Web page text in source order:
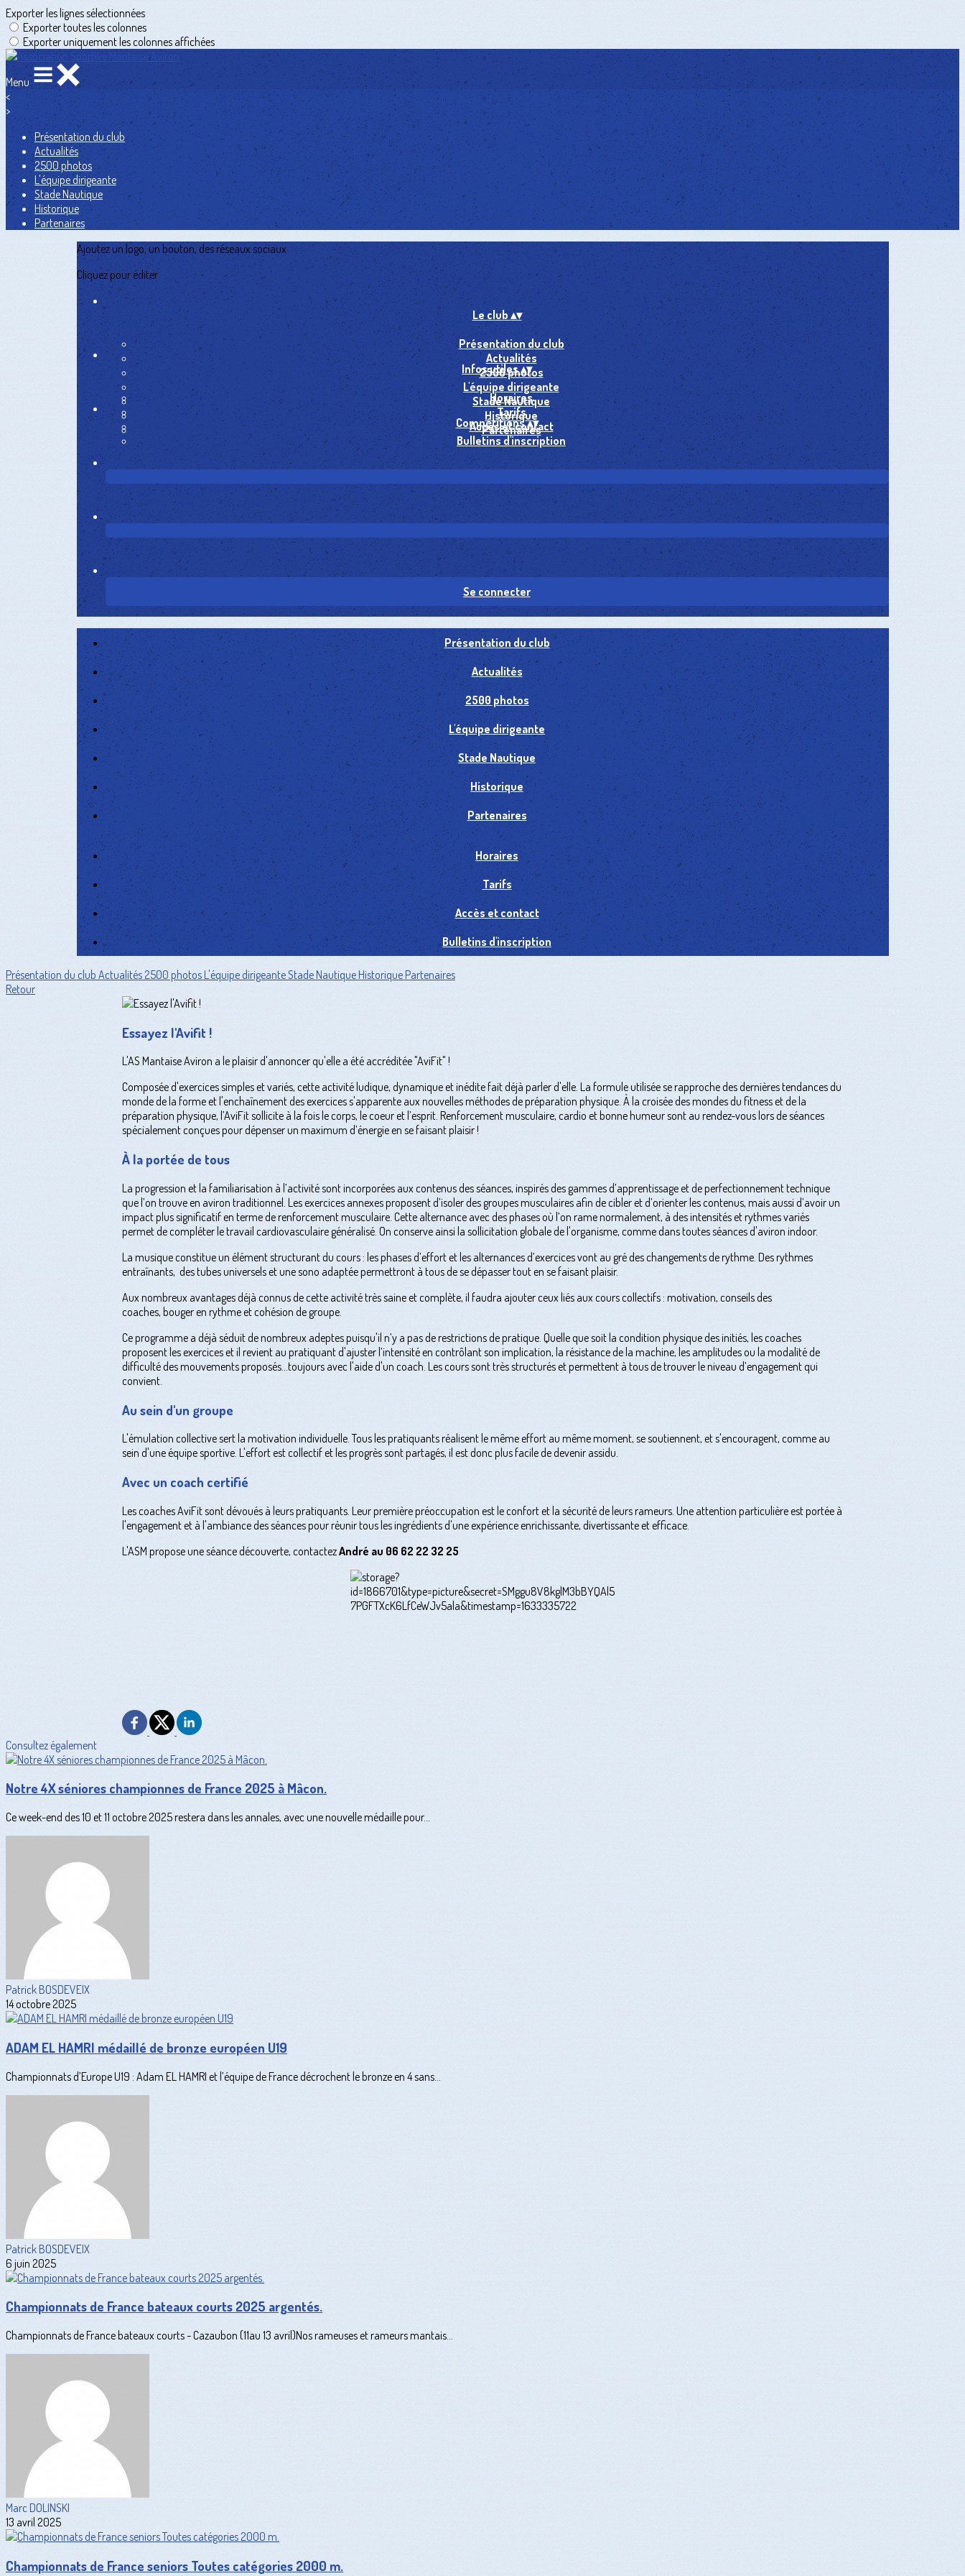
Exporter les lignes sélectionnées
Exporter toutes les colonnes
Exporter uniquement les colonnes affichées
Menu
<
>
Présentation du club
Actualités
2500 photos
L'équipe dirigeante
Stade Nautique
Historique
Partenaires
Ajoutez un logo, un bouton, des réseaux sociaux
Cliquez pour éditer
Le club▴▾
Présentation du club
Actualités
2500 photos
L'équipe dirigeante
Stade Nautique
Historique
Partenaires
Infos utiles▴▾
Horaires
Tarifs
Accès et contact
Bulletins d'inscription
Compétitions▴▾
Se connecter
Présentation du club
Actualités
2500 photos
L'équipe dirigeante
Stade Nautique
Historique
Partenaires
Horaires
Tarifs
Accès et contact
Bulletins d'inscription
Présentation du club Actualités 2500 photos L'équipe dirigeanteStade Nautique Historique Partenaires
Retour
Essayez l'Avifit !
L'AS Mantaise Aviron a le plaisir d'annoncer qu'elle a été accréditée "AviFit" !
Composée d'exercices simples et variés, cette activité ludique, dynamique et inédite fait déjà parler d'elle. La formule utilisée se rapproche des dernières tendances du
monde de la forme et l'enchaînement des exercices s'apparente aux nouvelles méthodes de préparation physique. À la croisée des mondes du fitness et de la
préparation physique, l’AviFit sollicite à la fois le corps, le coeur et l’esprit. Renforcement musculaire, cardio et bonne humeur sont au rendez-vous lors de séances
spécialement conçues pour dépenser un maximum d’énergie en se faisant plaisir !
À la portée de tous
La progression et la familiarisation à l’activité sont incorporées aux contenus des séances, inspirés des gammes d’apprentissage et de perfectionnement technique
que l’on trouve en aviron traditionnel. Les exercices annexes proposent d’isoler des groupes musculaires afin de cibler et d’orienter les contenus, mais aussi d’avoir un
impact plus significatif en terme de renforcement musculaire. Cette alternance avec des phases où l’on rame normalement, à des intensités et rythmes variés
permet de compléter le travail cardiovasculaire généralisé. On conserve ainsi la sollicitation globale de l'organisme, comme dans toutes séances d'aviron indoor.
La musique constitue un élément structurant du cours : les phases d’effort et les alternances d’exercices vont au gré des changements de rythme. Des rythmes
entraînants, des tubes universels et une sono adaptée permettront à tous de se dépasser tout en se faisant plaisir.
Aux nombreux avantages déjà connus de cette activité très saine et complète, il faudra ajouter ceux liés aux cours collectifs : motivation, conseils des
coaches, bouger en rythme et cohésion de groupe.
Ce programme a déjà séduit de nombreux adeptes puisqu'il n’y a pas de restrictions de pratique. Quelle que soit la condition physique des initiés, les coaches
proposent les exercices et il revient au pratiquant d'ajuster l’intensité en contrôlant son implication, la résistance de la machine, les amplitudes ou la modalité de
difficulté des mouvements proposés...toujours avec l'aide d'un coach. Les cours sont très structurés et permettent à tous de trouver le niveau d’engagement qui
convient.
Au sein d'un groupe
L'émulation collective sert la motivation individuelle. Tous les pratiquants réalisent le même effort au même moment, se soutiennent, et s'encouragent, comme au
sein d'une équipe sportive. L'effort est collectif et les progrès sont partagés, il est donc plus facile de devenir assidu.
Avec un coach certifié
Les coaches AviFit sont dévoués à leurs pratiquants. Leur première préoccupation est le confort et la sécurité de leurs rameurs. Une attention particulière est portée à
l'engagement et à l'ambiance des séances pour réunir tous les ingrédients d'une expérience enrichissante, divertissante et efficace.
L'ASM propose une séance découverte, contactezAndré au 06 62 22 32 25
Consultez également
Notre 4X séniores championnes de France 2025 à Mâcon.
Ce week-end des 10 et 11 octobre 2025 restera dans les annales, avec une nouvelle médaille pour...
Patrick BOSDEVEIX
14 octobre 2025
ADAM EL HAMRI médaillé de bronze européen U19
Championnats d’Europe U19 : Adam EL HAMRI et l’équipe de France décrochent le bronze en 4 sans...
Patrick BOSDEVEIX
6 juin 2025
Championnats de France bateaux courts 2025 argentés.
Championnats de France bateaux courts - Cazaubon (11au 13 avril)Nos rameuses et rameurs mantais...
Marc DOLINSKI
13 avril 2025
Championnats de France seniors Toutes catégories 2000 m.